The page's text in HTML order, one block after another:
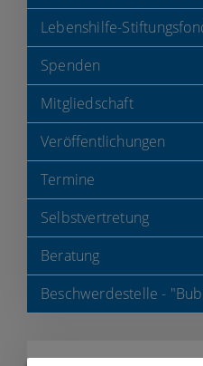
Lebenshilfe-
Spenden
Mitgliedschaft
Veröffentlichungen
Termine
Selbstvertretung
Beratung
Beschwerdestelle -